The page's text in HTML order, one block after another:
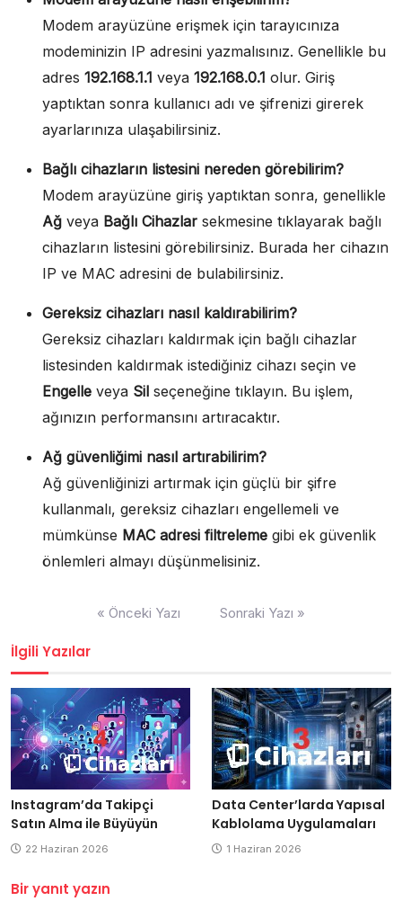
Modem arayüzüne erişmek için tarayıcınıza
modeminizin IP adresini yazmalısınız. Genellikle bu
adres 192.168.1.1 veya 192.168.0.1 olur. Giriş
yaptıktan sonra kullanıcı adı ve şifrenizi girerek
ayarlarınıza ulaşabilirsiniz.
Bağlı cihazların listesini nereden görebilirim?
Modem arayüzüne giriş yaptıktan sonra, genellikle
Ağ veya Bağlı Cihazlar sekmesine tıklayarak bağlı
cihazların listesini görebilirsiniz. Burada her cihazın
IP ve MAC adresini de bulabilirsiniz.
Gereksiz cihazları nasıl kaldırabilirim?
Gereksiz cihazları kaldırmak için bağlı cihazlar
listesinden kaldırmak istediğiniz cihazı seçin ve
Engelle veya Sil seçeneğine tıklayın. Bu işlem,
ağınızın performansını artıracaktır.
Ağ güvenliğimi nasıl artırabilirim?
Ağ güvenliğinizi artırmak için güçlü bir şifre
kullanmalı, gereksiz cihazları engellemeli ve
mümkünse MAC adresi filtreleme gibi ek güvenlik
önlemleri almayı düşünmelisiniz.
« Önceki Yazı Sonraki Yazı »
İlgili Yazılar
Instagram’da Takipçi
Satın Alma ile Büyüyün
22 Haziran 2026
Data Center’larda Yapısal
Kablolama Uygulamaları
1 Haziran 2026
Bir yanıt yazın